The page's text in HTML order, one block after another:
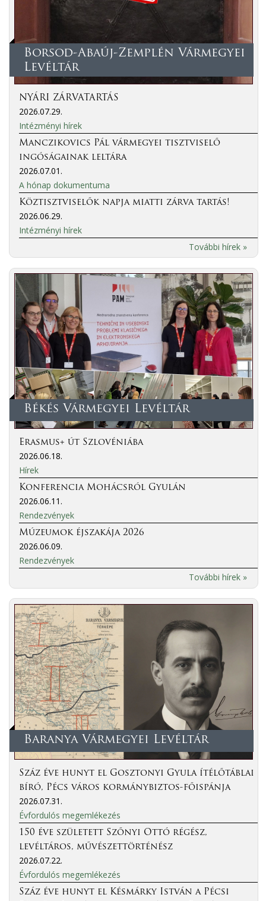
Borsod-Abaúj-Zemplén Vármegyei
Levéltár
NYÁRI ZÁRVATARTÁS
2026.07.29.
Intézményi hírek
Manczikovics Pál vármegyei tisztviselő
ingóságainak leltára
2026.07.01.
A hónap dokumentuma
Köztisztviselők napja miatti zárva tartás!
2026.06.29.
Intézményi hírek
További hírek »
Békés Vármegyei Levéltár
Erasmus+ út Szlovéniába
2026.06.18.
Hírek
Konferencia Mohácsról Gyulán
2026.06.11.
Rendezvények
Múzeumok éjszakája 2026
2026.06.09.
Rendezvények
További hírek »
Baranya Vármegyei Levéltár
Száz éve hunyt el Gosztonyi Gyula ítélőtáblai
bíró, Pécs város kormánybiztos-főispánja
2026.07.31.
Évfordulós megemlékezés
150 éve született Szőnyi Ottó régész,
levéltáros, művészettörténész
2026.07.22.
Évfordulós megemlékezés
Száz éve hunyt el Késmárky István a Pécsi